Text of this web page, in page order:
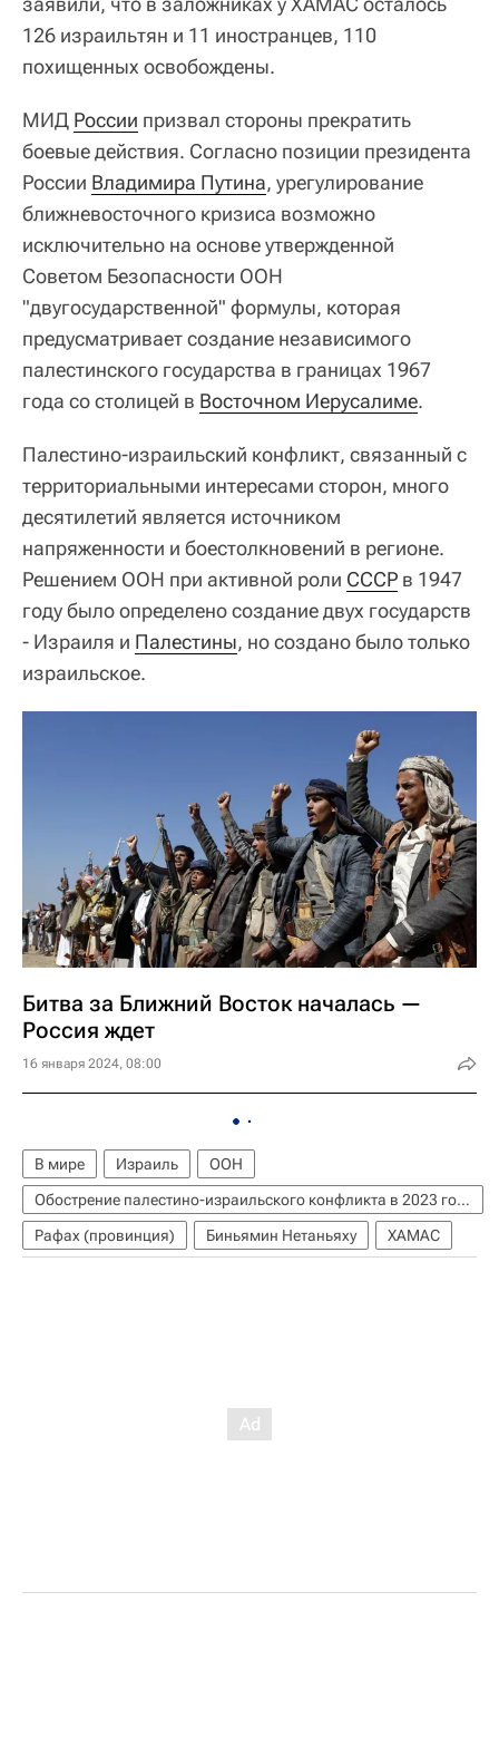
126 израильтян и 11 иностранцев, 110
похищенных освобождены.
МИД России призвал стороны прекратить
боевые действия. Согласно позиции президента
России Владимира Путина, урегулирование
ближневосточного кризиса возможно
исключительно на основе утвержденной
Советом Безопасности ООН
"двугосударственной" формулы, которая
предусматривает создание независимого
палестинского государства в границах 1967
года со столицей в Восточном Иерусалиме.
Палестино-израильский конфликт, связанный с
территориальными интересами сторон, много
десятилетий является источником
напряженности и боестолкновений в регионе.
Решением ООН при активной роли СССР в 1947
году было определено создание двух государств
- Израиля и Палестины, но создано было только
израильское.
Битва за Ближний Восток началась —
Россия ждет
16 января 2024, 08:00
В мире Израиль
ООН
Обострение палестино-израильского конфликта в 2023 году
Рафах (провинция)
Биньямин Нетаньяху ХАМАС